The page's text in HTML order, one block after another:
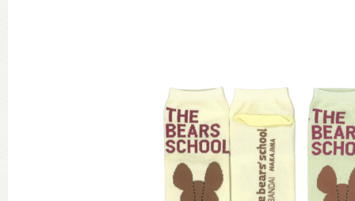
ミュージカル・コンサート
おたのしみコンテンツ(クイズ・